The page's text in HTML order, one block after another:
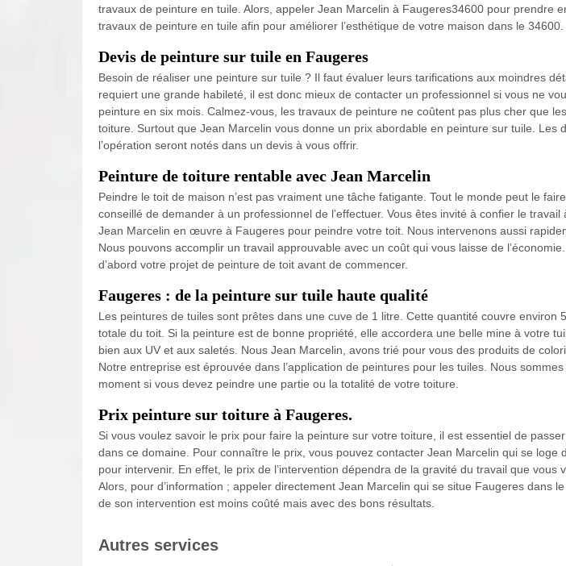
travaux de peinture en tuile. Alors, appeler Jean Marcelin à Faugeres34600 pour prendre
travaux de peinture en tuile afin pour améliorer l’esthétique de votre maison dans le 34600.
Devis de peinture sur tuile en Faugeres
Besoin de réaliser une peinture sur tuile ? Il faut évaluer leurs tarifications aux moindres
requiert une grande habileté, il est donc mieux de contacter un professionnel si vous ne
peinture en six mois. Calmez-vous, les travaux de peinture ne coûtent pas plus cher que
toiture. Surtout que Jean Marcelin vous donne un prix abordable en peinture sur tuile. Les
l’opération seront notés dans un devis à vous offrir.
Peinture de toiture rentable avec Jean Marcelin
Peindre le toit de maison n’est pas vraiment une tâche fatigante. Tout le monde peut le
conseillé de demander à un professionnel de l’effectuer. Vous êtes invité à confier le travail
Jean Marcelin en œuvre à Faugeres pour peindre votre toit. Nous intervenons aussi
Nous pouvons accomplir un travail approuvable avec un coût qui vous laisse de
d’abord votre projet de peinture de toit avant de commencer.
Faugeres : de la peinture sur tuile haute qualité
Les peintures de tuiles sont prêtes dans une cuve de 1 litre. Cette quantité couvre environ
totale du toit. Si la peinture est de bonne propriété, elle accordera une belle mine à votre
bien aux UV et aux saletés. Nous Jean Marcelin, avons trié pour vous des produits de
Notre entreprise est éprouvée dans l’application de peintures pour les tuiles. Nous
moment si vous devez peindre une partie ou la totalité de votre toiture.
Prix peinture sur toiture à Faugeres.
Si vous voulez savoir le prix pour faire la peinture sur votre toiture, il est essentiel de
dans ce domaine. Pour connaître le prix, vous pouvez contacter Jean Marcelin qui se loge
pour intervenir. En effet, le prix de l’intervention dépendra de la gravité du travail que vous
Alors, pour d’information ; appeler directement Jean Marcelin qui se situe Faugeres dans
de son intervention est moins coûté mais avec des bons résultats.
Autres services